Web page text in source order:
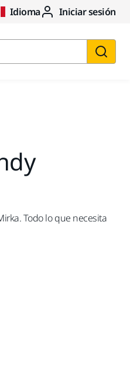
Idioma Iniciar sesión
Todo lo que necesita